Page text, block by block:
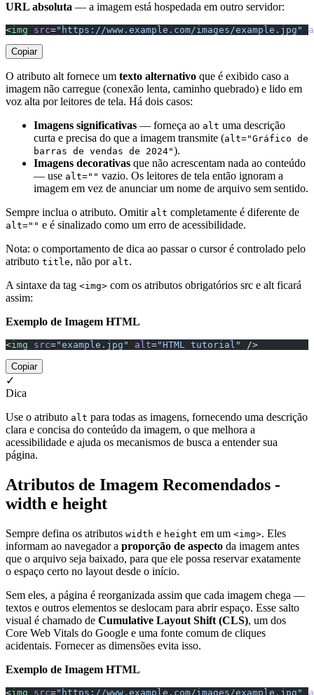
URL absoluta — a imagem está hospedada em outro servidor:
<img src="https://www.example.com/images/example.jpg"
Copiar
O atributo alt fornece um texto alternativo que é exibido caso a
imagem não carregue (conexão lenta, caminho quebrado) e lido em
voz alta por leitores de tela. Há dois casos:
Imagens significativas — forneça ao alt uma descrição
curta e precisa do que a imagem transmite (alt="Gráfico de
barras de vendas de 2024").
Imagens decorativas que não acrescentam nada ao conteúdo
— use alt="" vazio. Os leitores de tela então ignoram a
imagem em vez de anunciar um nome de arquivo sem sentido.
Sempre inclua o atributo. Omitir alt completamente é diferente de
alt="" e é sinalizado como um erro de acessibilidade.
Nota: o comportamento de dica ao passar o cursor é controlado pelo
atributo title, não por alt.
A sintaxe da tag <img> com os atributos obrigatórios src e alt ficará
assim:
Exemplo de Imagem HTML
<img src="example.jpg" alt="HTML tutorial" />
Copiar
✓
Dica
Use o atributo alt para todas as imagens, fornecendo uma descrição
clara e concisa do conteúdo da imagem, o que melhora a
acessibilidade e ajuda os mecanismos de busca a entender sua
página.
Atributos de Imagem Recomendados -
width e height
Sempre defina os atributos width e height em um <img>. Eles
informam ao navegador a proporção de aspecto da imagem antes
que o arquivo seja baixado, para que ele possa reservar exatamente
o espaço certo no layout desde o início.
Sem eles, a página é reorganizada assim que cada imagem chega —
textos e outros elementos se deslocam para abrir espaço. Esse salto
visual é chamado de Cumulative Layout Shift (CLS), um dos
Core Web Vitals do Google e uma fonte comum de cliques
acidentais. Fornecer as dimensões evita isso.
Exemplo de Imagem HTML
<img src="https://www.example.com/images/example.jpg"